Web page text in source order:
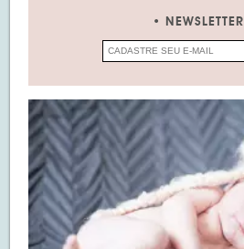
NEWSLETTER